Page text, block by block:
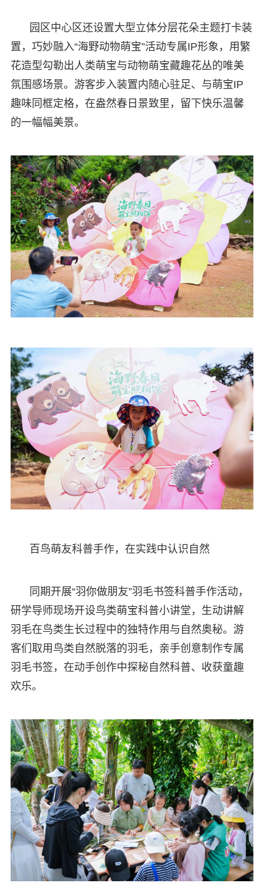
园区中心区还设置大型立体分层花朵主题打卡装
置，巧妙融入“海野动物萌宝”活动专属IP形象，用繁
花造型勾勒出人类萌宝与动物萌宝藏趣花丛的唯美
氛围感场景。游客步入装置内随心驻足、与萌宝IP
趣味同框定格，在盎然春日景致里，留下快乐温馨
的一幅幅美景。
百鸟萌友科普手作，在实践中认识自然
同期开展“羽你做朋友”羽毛书签科普手作活动，
研学导师现场开设鸟类萌宝科普小讲堂，生动讲解
羽毛在鸟类生长过程中的独特作用与自然奥秘。游
客们取用鸟类自然脱落的羽毛，亲手创意制作专属
羽毛书签，在动手创作中探秘自然科普、收获童趣
欢乐。